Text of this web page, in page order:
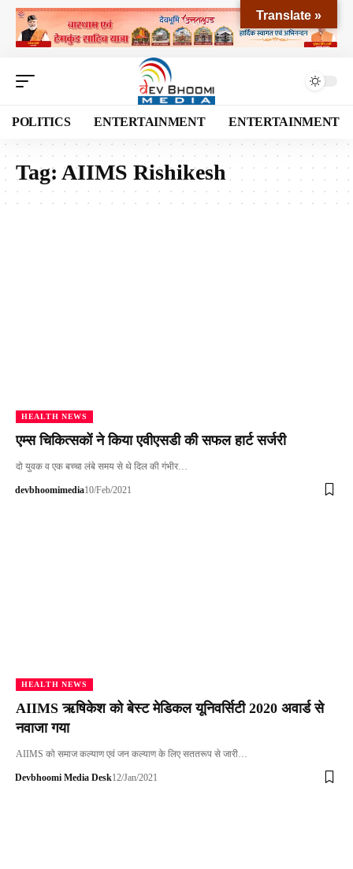
POLITICS ENTERTAINMENT ENTERTAINMENT
Tag: AIIMS Rishikesh
HEALTH NEWS
एम्स चिकित्सकों ने किया एवीएसडी की सफल हार्ट सर्जरी
दो युवक व एक बच्चा लंबे समय से थे दिल की गंभीर…
devbhoomimedia10/Feb/2021
HEALTH NEWS
AIIMS ऋषिकेश को बेस्ट मेडिकल यूनिवर्सिटी 2020 अवार्ड से
नवाजा गया
AIIMS को समाज कल्याण एवं जन कल्याण के लिए सततरूप से जारी…
Devbhoomi Media Desk12/Jan/2021
Translate »